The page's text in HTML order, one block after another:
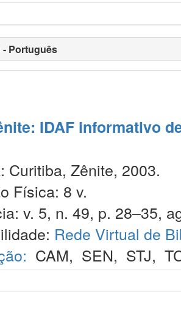
- Português
IDAF informativo
Curitiba, Zênite, 2003.
Física: 8 v.
v. 5, n. 49, p. 28–35,
Rede Virtual de
CAM, SEN, STJ,